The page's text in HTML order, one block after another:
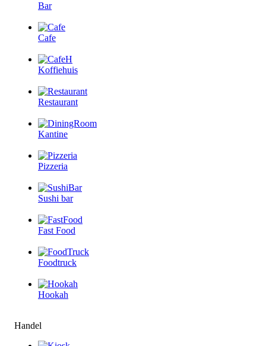
Bar
Cafe
Koffiehuis
Restaurant
Kantine
Pizzeria
Sushi bar
Fast Food
Foodtruck
Hookah
Handel